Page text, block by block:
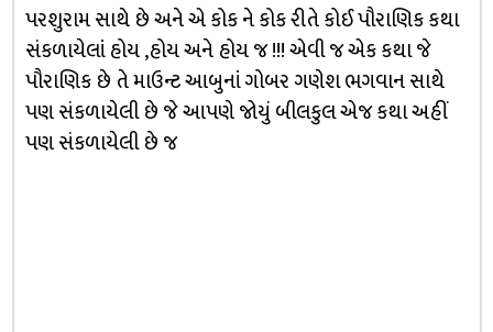
પરશુરામ સાથે છે અને એ કોક ને કોક રીતે કોઈ પૌરાણિક કથા
સંકળાયેલાં હોય ,હોય અને હોય જ !!! એવી જ એક કથા જે
પૌરાણિક છે તે માઉન્ટ આબુનાં ગોબર ગણેશ ભગવાન સાથે
પણ સંકળાયેલી છે જે આપણે જોયું બીલકુલ એજ કથા અહીં
પણ સંકળાયેલી છે જ